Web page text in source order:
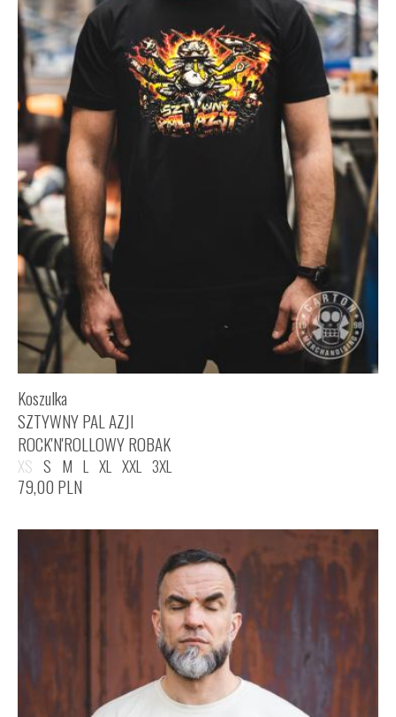
Koszulka
SZTYWNY PAL AZJI
ROCK'N'ROLLOWY ROBAK
XS S M L XL XXL 3XL
79,00 PLN